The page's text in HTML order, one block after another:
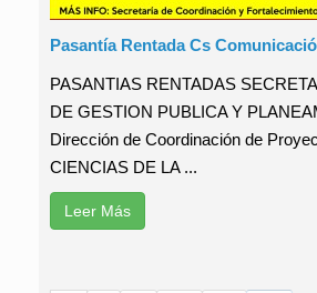
Pasantía Rentada Cs
PASANTIAS RENTADAS
DE GESTION PUBLICA Y
Dirección de Coordinación de
CIENCIAS DE LA ...
Leer Más